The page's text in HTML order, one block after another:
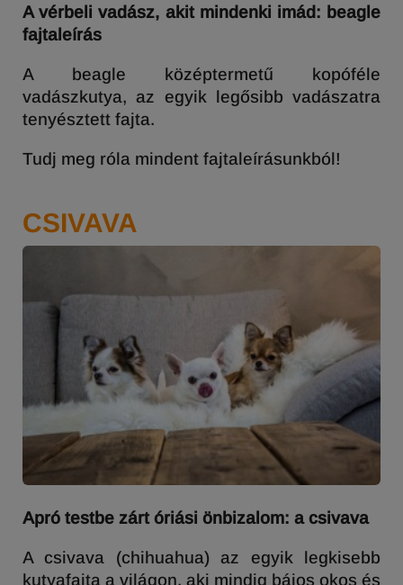
A vérbeli vadász, akit mindenki imád: beagle
fajtaleírás
A beagle középtermetű kopóféle
vadászkutya, az egyik legősibb vadászatra
tenyésztett fajta.
Tudj meg róla mindent fajtaleírásunkból!
CSIVAVA
Apró testbe zárt óriási önbizalom: a csivava
A csivava (chihuahua) az egyik legkisebb
kutyafajta a világon, aki mindig bájos okos és